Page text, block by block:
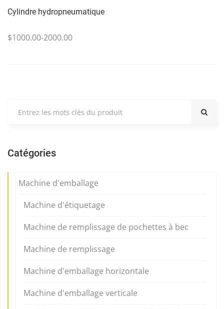
Cylindre hydropneumatique
$1000.00-2000.00
Catégories
Machine d'emballage
Machine d'étiquetage
Machine de remplissage de pochettes à bec
Machine de remplissage
Machine d'emballage horizontale
Machine d'emballage verticale